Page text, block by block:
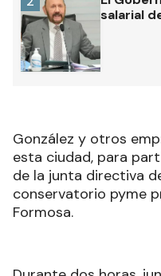
salarial
González y otros
esta ciudad, para
de la junta directiva
conservatorio pyme
Formosa.